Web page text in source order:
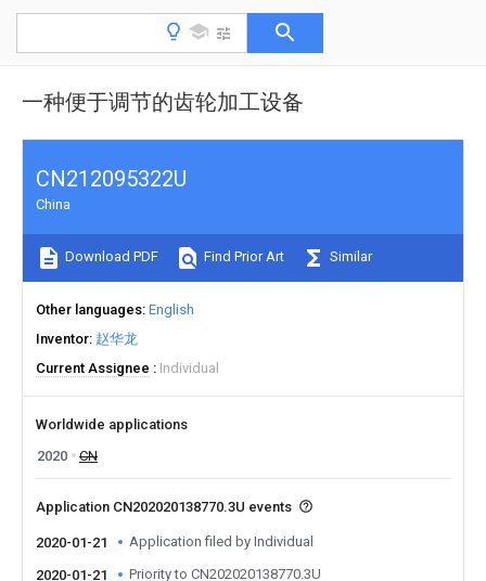
一种便于调节的齿轮加工设备
CN212095322U
China
Download PDF Find Prior Art Similar
Other languages English
Inventor 赵华龙
Current Assignee
Individual
Worldwide applications
2020
CN
Application CN202020138770.3U events
2020-01-21 Application filed by Individual
2020-01-21 Priority to CN202020138770.3U